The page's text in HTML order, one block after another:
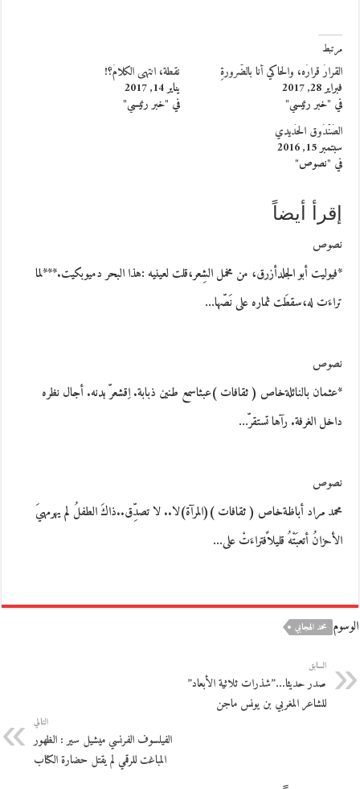
مرتبط
القرارُ قرارُه، والحاكي أنا بالضّرورةِ
فبراير 28, 2017
في "خبر رئيسي"
نقطة، انتهى الكلامُ؟!
يناير 14, 2017
في "خبر رئيسي"
الصُنْدُوق الحَديدي
سبتمبر 15, 2016
في "نصوص"
إقرأ أيضاً
نصوص
*فيوليت أبو الجلدأزرق، من مخمل الشِعر،قلت لعينيه :هذا البحر دميوبكيت.***لما
تراءَت له،سقطَت ثماره على نَصّها…
نصوص
*عثمان بالنائلةخاص ( ثقافات )عبثاسمع طنين ذبابة. اِقشعرّ بدنه. أجال نظره
داخل الغرفة. رآها تستقرّ…
نصوص
محمد مراد أباظةخاص ( ثقافات )(المرآة)لا.. لا تصدِّق..ذاكَ الطفلُ لم يهرمهيَ
الأحزانُ أتعبَتْهُ قليلاًفتراءَتْ على…
الوسوم محمد الهجابي
السابق
صدر حديثا…”شذرات ثلاثية الأبعاد”
للشاعر المغربي بن يونس ماجن
التالي
الفيلسوف الفرنسي ميشيل سير : الظهور
المباغت للرقمي لم يقتل حضارة الكتاب